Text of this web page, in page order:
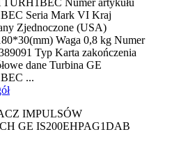
Seria Mark VI Kraj
Zjednoczone (USA)
Waga 0,8 kg Numer
Typ Karta zakończenia
dane Turbina GE
...